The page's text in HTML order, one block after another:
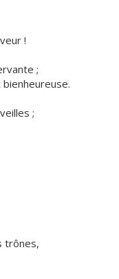
!
;
bienheureuse.
;
trônes,